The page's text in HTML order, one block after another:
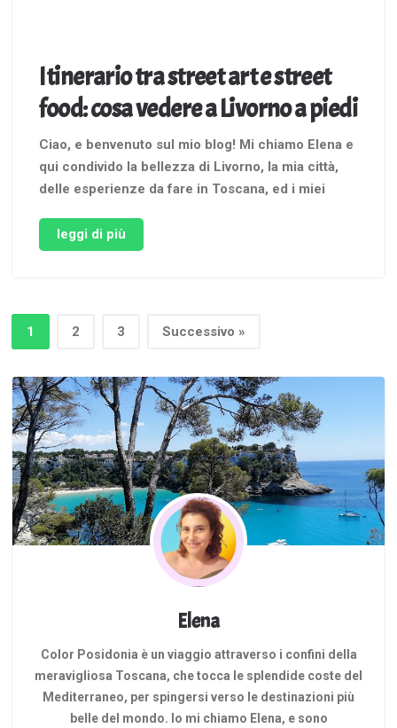
Itinerario tra street art e street
food: cosa vedere a Livorno a piedi
Ciao, e benvenuto sul mio blog! Mi chiamo Elena e
qui condivido la bellezza di Livorno, la mia città,
delle esperienze da fare in Toscana, ed i miei
Livorno si percepisce in ogni dove in città. Siamo
un popolo variegato, di origini ibride, che …
leggi di più
1 2 3 Successivo »
Elena
Color Posidonia è un viaggio attraverso i confini della
meravigliosa Toscana, che tocca le splendide coste del
Mediterraneo, per spingersi verso le destinazioni più
belle del mondo. Io mi chiamo Elena, e sono